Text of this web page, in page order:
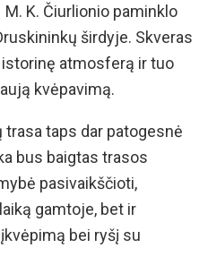
K. Čiurlionio paminklo
širdyje. Skveras
atmosferą ir tuo
kvėpavimą.
taps dar patogesnė
bus baigtas trasos
pasivaikščioti,
gamtoje, bet ir
bei ryšį su